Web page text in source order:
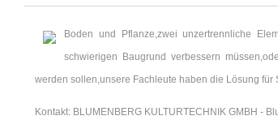
Boden und Pflanze,zwei unzertrennliche
schwierigen Baugrund verbessern
werden sollen,unsere Fachleute haben die Lösung für
Kontakt: BLUMENBERG KULTURTECHNIK GMBH -